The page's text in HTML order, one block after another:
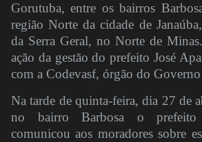
Gorutuba, entre os bairros
região Norte da cidade de
da Serra Geral, no Norte de
ação da gestão do prefeito José
com a Codevasf, órgão do
Na tarde de quinta-feira, dia 27 de
no bairro Barbosa o prefeito
comunicou aos moradores sobre